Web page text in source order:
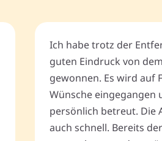
Ich habe trotz der
guten Eindruck von
gewonnen. Es wird auf
Wünsche eingegangen
persönlich betreut. Die
auch schnell. Bereits